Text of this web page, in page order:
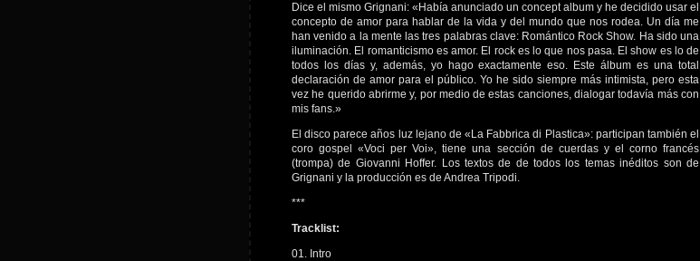
Dice el mismo Grignani: «Había anunciado un concept album y he decidido usar el
concepto de amor para hablar de la vida y del mundo que nos rodea. Un día me
han venido a la mente las tres palabras clave: Romántico Rock Show. Ha sido una
iluminación. El romanticismo es amor. El rock es lo que nos pasa. El show es lo de
todos los días y, además, yo hago exactamente eso. Este álbum es una total
declaración de amor para el público. Yo he sido siempre más intimista, pero esta
vez he querido abrirme y, por medio de estas canciones, dialogar todavía más con
mis fans.»
El disco parece años luz lejano de «La Fabbrica di Plastica»: participan también el
coro gospel «Voci per Voi», tiene una sección de cuerdas y el corno francés
(trompa) de Giovanni Hoffer. Los textos de de todos los temas inéditos son de
Grignani y la producción es de Andrea Tripodi.
***
Tracklist:
01. Intro